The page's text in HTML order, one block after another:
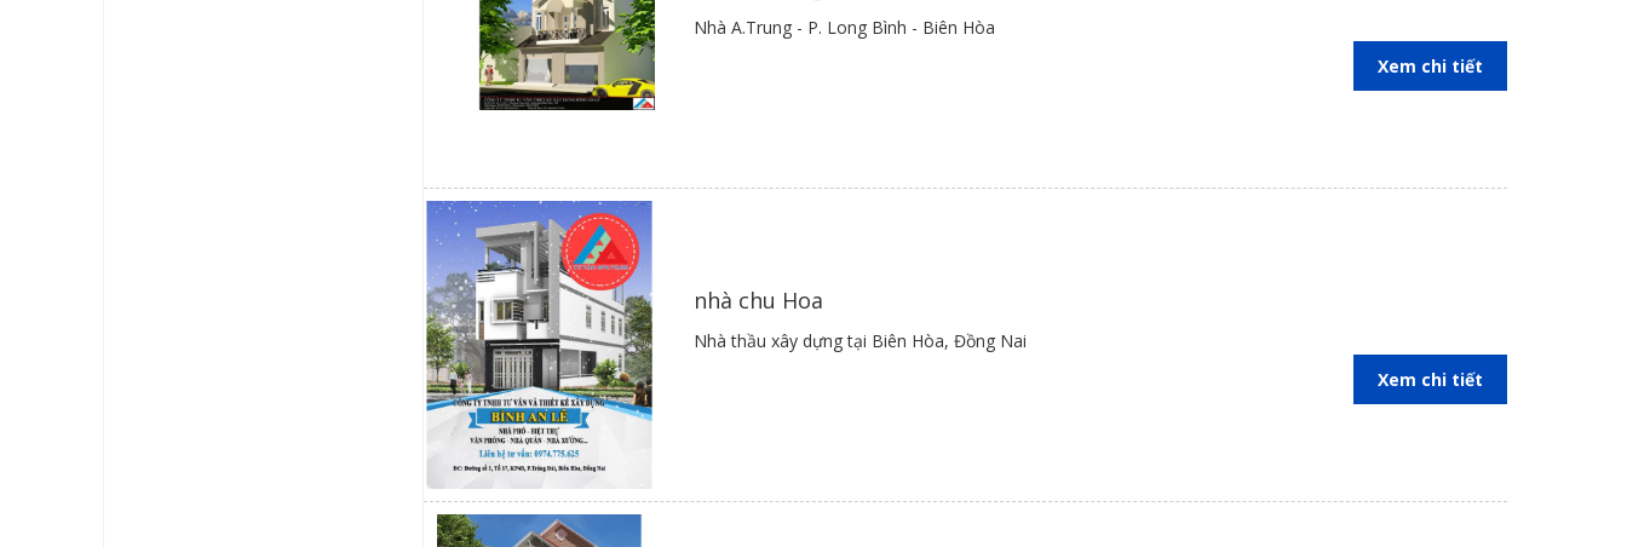
dụng đầy đủ đáp ứng nhu cầu cần thiết của mọi gia đình.
Mẫu nhà cấp 4 này có gác lửng nhằm tăng thêm diện tích nhà ở, thiết kế đẹp mắt trong từng chi tiết lẫn ngoại thất. Phù hợp với tất cả gia
đình từ nông thôn cho tới thành thị.
Mẫu thiết kế 6:
Mẫu thiết kế này mang kiến trúc tinh giản theo xu hướng phong cách hiện đại, đương đại hiện đang được nhiều gia đình trên thế giới ưa
chuộng, với diện tích 5x20m này sẽ mang đến cho gia đình không gian sống thoải mái và trọn vẹn nhất.
Nhà A.Trung - P. Long Bình - Biên Hòa
Xem chi tiết
nhà chu Hoa
Nhà thầu xây dựng tại Biên Hòa, Đồng Nai
Xem chi tiết